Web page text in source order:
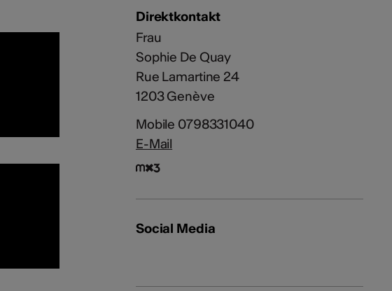
Direktkontakt
Frau
Sophie De Quay
Rue Lamartine 24
1203 Genève
Mobile 0798331040
E-Mail
Social Media